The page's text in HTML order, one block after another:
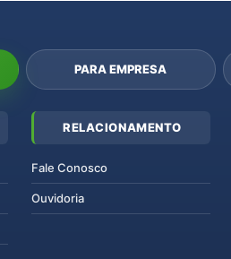
PARA EMPRESA
RELACIONAMENTO
Fale Conosco
Ouvidoria